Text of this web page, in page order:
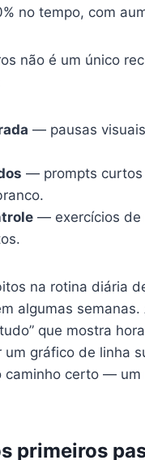
no tempo, com
não é um único
— pausas
— prompts curtos
— exercícios de
na rotina diária
algumas
que mostra
gráfico de linha
caminho certo —
primeiros